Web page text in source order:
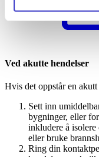
Ved akutte hendelser
Hvis det oppstår en
Sett inn
bygninger, eller
inkludere å isolere
eller bruke
Ring din